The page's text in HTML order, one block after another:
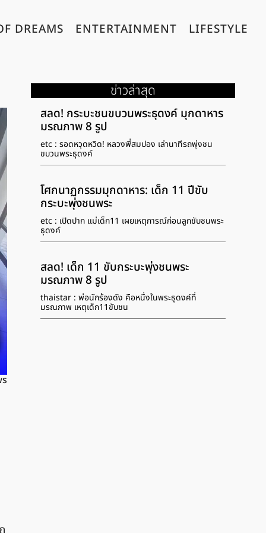
DREAMS ENTERTAINMENT LIFESTYLE
ข่าวล่าสุด
สลด! กระบะชนขบวนพระธุดงค์ มุกดาหาร
มรณภาพ 8 รูป
etc : รอดหวุดหวิด! หลวงพี่สมปอง เล่านาทีรถพุ่งชน
ขบวนพระธุดงค์
โศกนาฏกรรมมุกดาหาร: เด็ก 11 ปีขับ
กระบะพุ่งชนพระ
etc : เปิดปาก แม่เด็ก11 เผยเหตุการณ์ก่อนลูกขับชนพระ
ธุดงค์
สลด! เด็ก 11 ขับกระบะพุ่งชนพระ
มรณภาพ 8 รูป
thaistar : พ่อนักร้องดัง คือหนึ่งในพระธุดงค์ที่
มรณภาพ เหตุเด็ก11ขับชน